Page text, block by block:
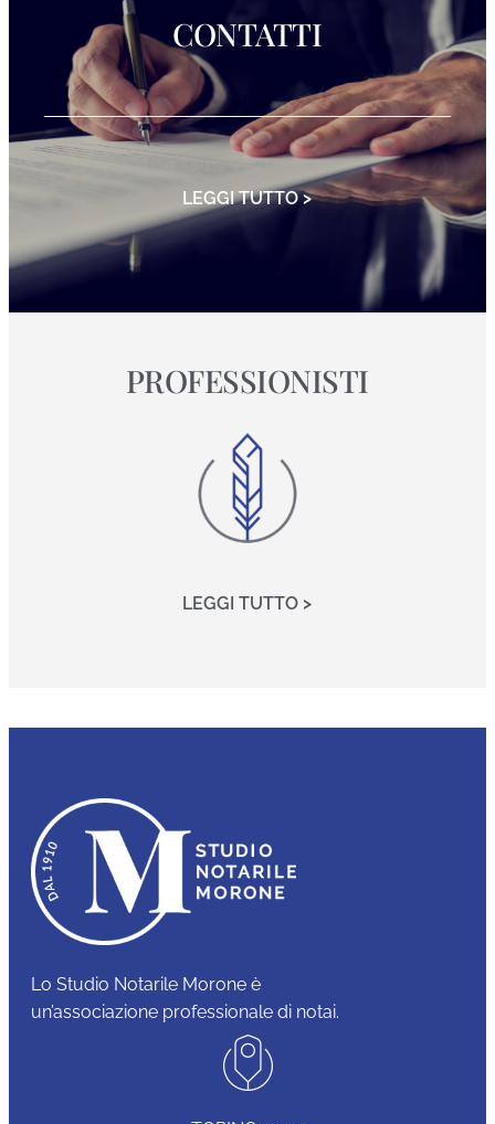
CONTATTI
LEGGI TUTTO >
PROFESSIONISTI
LEGGI TUTTO >
Lo Studio Notarile Morone è
un’associazione professionale di notai.